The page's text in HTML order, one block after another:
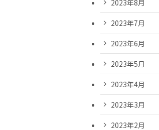
2023年8月
2023年7月
2023年6月
2023年5月
2023年4月
2023年3月
2023年2月